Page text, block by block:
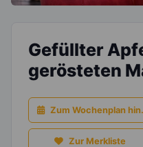
Gefüllter
gerösteten
Zum Wochenplan
Zur Merkliste